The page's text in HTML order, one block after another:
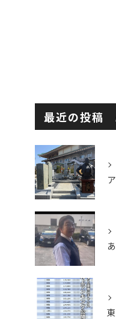
最近の投稿